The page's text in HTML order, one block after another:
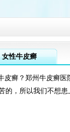
女性牛皮癣
皮癣？郑州牛皮癣
的，所以我们不想